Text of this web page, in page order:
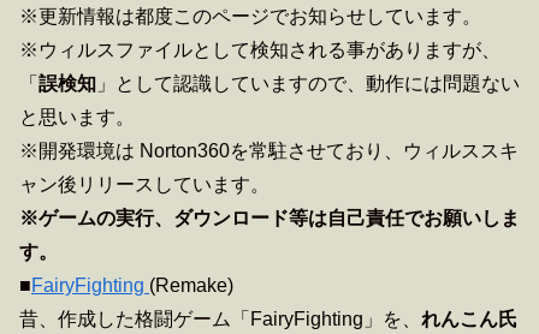
※更新情報は都度このページでお知らせしています。
※ウィルスファイルとして検知される事がありますが、
「 誤検知 」として認識していますので、動作には問題ない
と思います。
※開発環境は Norton360を常駐させており、ウィルススキ
ャン後リリースしています。
※ゲームの実行、ダウンロード等は自己責任でお願いしま
す。
■FairyFighting (Remake)
昔、作成した格闘ゲーム「FairyFighting」を、 れんこん氏